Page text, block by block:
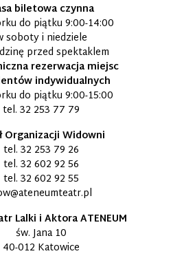
biletowa czynna
do piątku 9:00-14:00
soboty i niedziele
przed spektaklem
rezerwacja miejsc
indywidualnych
do piątku 9:00-15:00
tel. 32 253 77 79
Organizacji Widowni
tel. 32 253 79 26
tel. 32 602 92 56
tel. 32 602 92 55
Lalki i Aktora ATENEUM
św. Jana 10
40-012 Katowice